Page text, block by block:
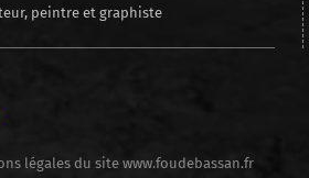
peintre et graphiste
légales du site www.foudebassan.fr